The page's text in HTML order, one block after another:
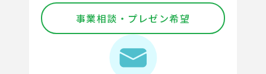
事業相談・プレゼン希望